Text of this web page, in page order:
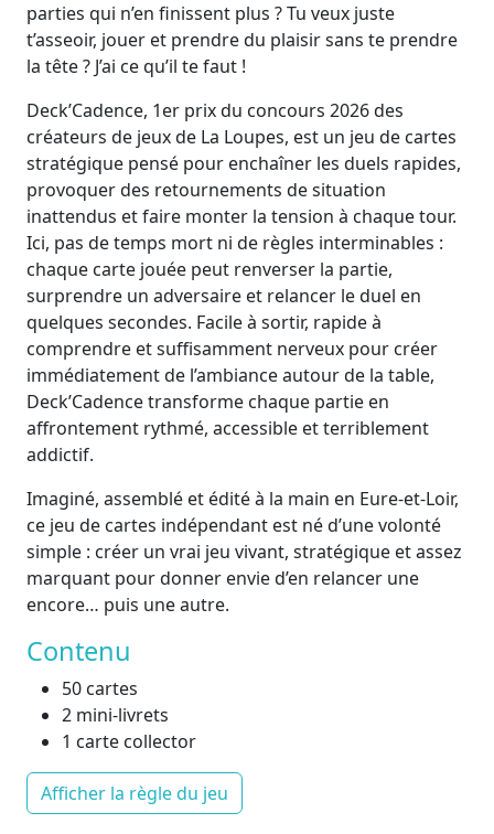
parties qui n’en finissent plus ? Tu veux juste
t’asseoir, jouer et prendre du plaisir sans te prendre
la tête ? J’ai ce qu’il te faut !
Deck’Cadence, 1er prix du concours 2026 des
créateurs de jeux de La Loupes, est un jeu de cartes
stratégique pensé pour enchaîner les duels rapides,
provoquer des retournements de situation
inattendus et faire monter la tension à chaque tour.
Ici, pas de temps mort ni de règles interminables :
chaque carte jouée peut renverser la partie,
surprendre un adversaire et relancer le duel en
quelques secondes. Facile à sortir, rapide à
comprendre et suffisamment nerveux pour créer
immédiatement de l’ambiance autour de la table,
Deck’Cadence transforme chaque partie en
affrontement rythmé, accessible et terriblement
addictif.
Imaginé, assemblé et édité à la main en Eure-et-Loir,
ce jeu de cartes indépendant est né d’une volonté
simple : créer un vrai jeu vivant, stratégique et assez
marquant pour donner envie d’en relancer une
encore… puis une autre.
Contenu
50 cartes
2 mini-livrets
1 carte collector
Afficher la règle du jeu